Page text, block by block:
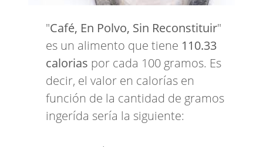
"Café, En Polvo, Sin Reconstituir"
es un alimento que tiene 110.33
calorias por cada 100 gramos. Es
decir, el valor en calorías en
función de la cantidad de gramos
ingerída sería la siguiente: